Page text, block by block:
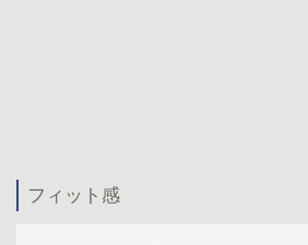
フィット感